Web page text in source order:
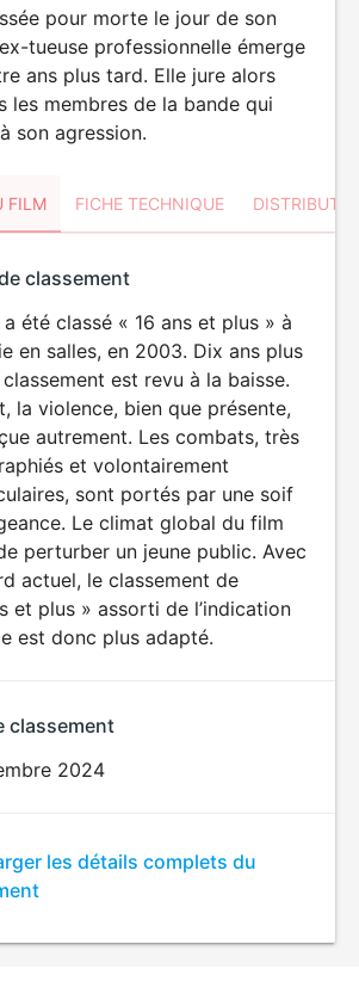
pour morte le jour de son
tueuse professionnelle émerge
ans plus tard. Elle jure alors
les membres de la bande qui
son agression.
FILM FICHE TECHNIQUE
VIOLENCE
classement
été classé « 16 ans et plus » à
en salles, en 2003. Dix ans plus
est revu à la baisse.
la violence, bien que présente,
autrement. Les combats, très
et volontairement
sont portés par une soif
Le climat global du film
perturber un jeune public. Avec
actuel, le classement de
et plus » assorti de l’indication
est donc plus adapté.
classement
2024
les détails complets du